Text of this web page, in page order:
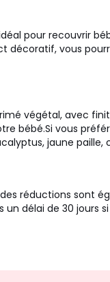
pour recouvrir
décoratif, vous
végétal, avec
bébé.Si vous
jaune paille,
réductions sont
délai de 30 jours